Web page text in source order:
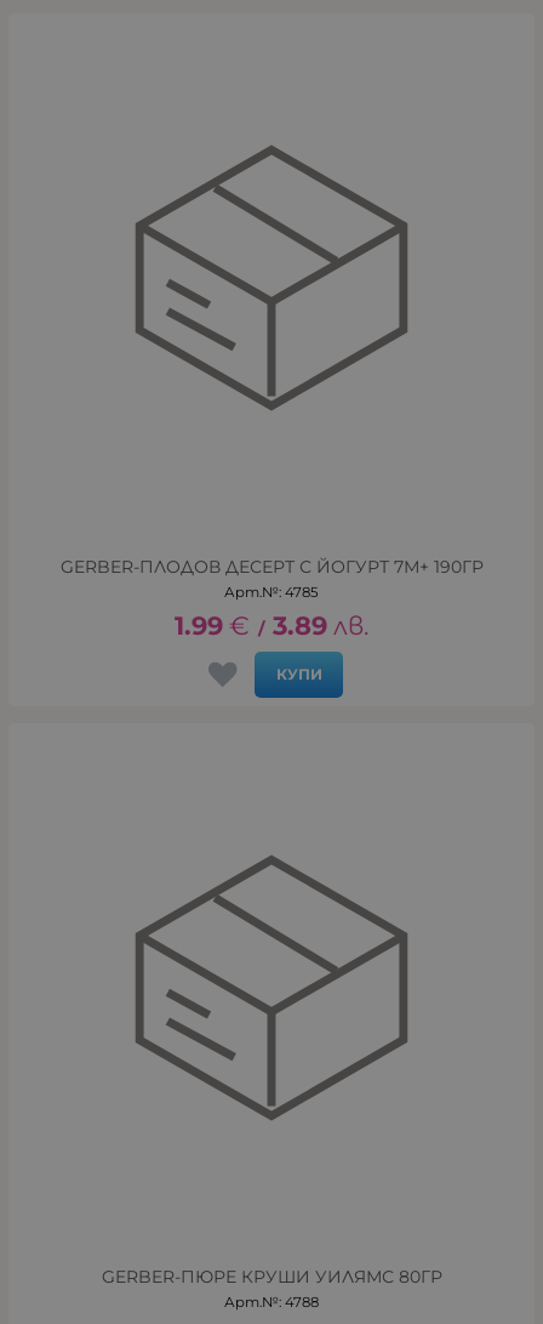
GERBER-ПЛОДОВ ДЕСЕРТ С ЙОГУРТ 7М+ 190ГР
Арт.№: 4785
1.99 € / 3.89 лв.
КУПИ
GERBER-ПЮРЕ КРУШИ УИЛЯМС 80ГР
Арт.№: 4788